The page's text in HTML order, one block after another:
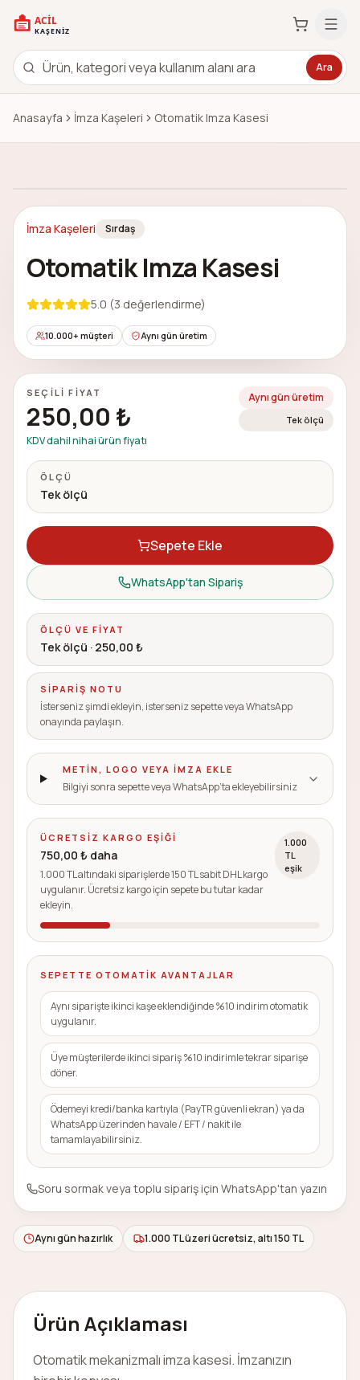
Ara
Anasayfa İmza Kaşeleri Otomatik Imza Kasesi
İmza Kaşeleri Sırdaş
Otomatik Imza Kasesi
5.0 (3 değerlendirme)
10.000+ müşteri Aynı gün üretim
SEÇILI FIYAT
250,00 ₺
KDV dahil nihai ürün fiyatı
Aynı gün üretim
Tek ölçü
ÖLÇÜ
Tek ölçü
Sepete Ekle
WhatsApp'tan Sipariş
ÖLÇÜ VE FIYAT
Tek ölçü · 250,00 ₺
SIPARIŞ NOTU
İsterseniz şimdi ekleyin, isterseniz sepette veya WhatsApp
onayında paylaşın.
METIN, LOGO VEYA IMZA EKLE
Bilgiyi sonra sepette veya WhatsApp’ta ekleyebilirsiniz
ÜCRETSIZ KARGO EŞIĞI
750,00 ₺ daha
1.000 TL altındaki siparişlerde 150 TL sabit DHL kargo
uygulanır. Ücretsiz kargo için sepete bu tutar kadar
ekleyin.
1.000
TL
eşik
SEPETTE OTOMATIK AVANTAJLAR
Aynı siparişte ikinci kaşe eklendiğinde %10 indirim otomatik
uygulanır.
Üye müşterilerde ikinci sipariş %10 indirimle tekrar siparişe
döner.
Ödemeyi kredi/banka kartıyla (PayTR güvenli ekran) ya da
WhatsApp üzerinden havale / EFT / nakit ile
tamamlayabilirsiniz.
Soru sormak veya toplu sipariş için WhatsApp'tan yazın
Aynı gün hazırlık 1.000 TL üzeri ücretsiz, altı 150 TL
Ürün Açıklaması
Otomatik mekanizmalı imza kasesi. İmzanızın